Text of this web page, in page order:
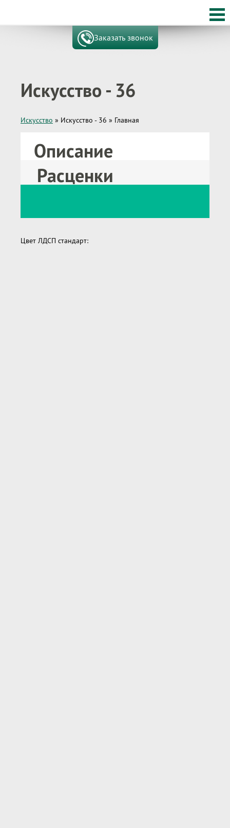
Заказать звонок
Искусство - 36
Искусство » Искусство - 36 » Главная
Описание
Расценки
Цвет ЛДСП стандарт: